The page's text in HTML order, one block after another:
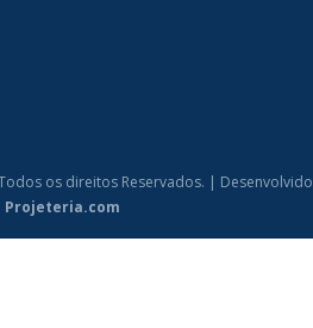
os direitos Reservados. | Desenvolvido
Projeteria.com